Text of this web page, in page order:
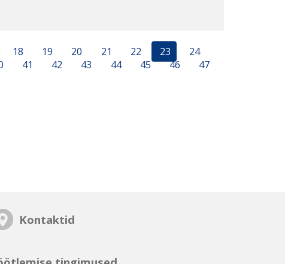
18 19 20 21 22 23
24
41 42 43 44 45 46
47
Kontaktid